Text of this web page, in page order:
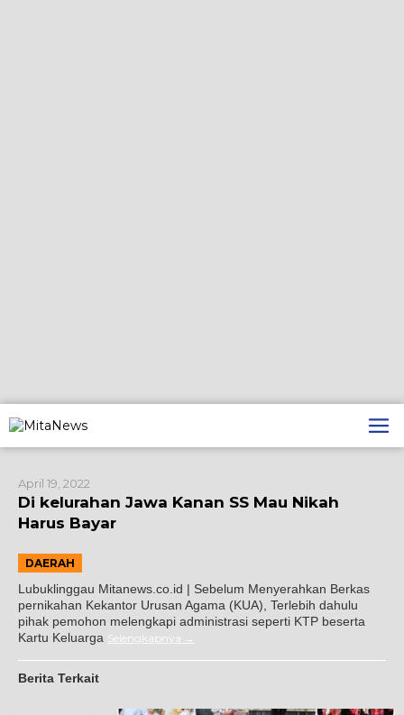
ke
konten
April 19, 2022
Di kelurahan Jawa Kanan SS Mau Nikah
Harus Bayar
DAERAH
Lubuklinggau Mitanews.co.id | Sebelum Menyerahkan Berkas
pernikahan Kekantor Urusan Agama (KUA), Terlebih dahulu
pihak pemohon melengkapi administrasi seperti KTP beserta
Kartu Keluarga Selengkapnya
Berita Terkait